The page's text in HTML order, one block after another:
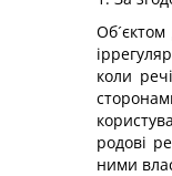
коли
родові
ними